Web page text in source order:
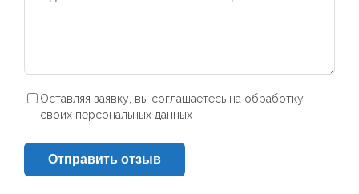
Оставляя заявку, вы соглашаетесь на обработку
своих персональных данных
Отправить отзыв